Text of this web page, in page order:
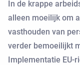
In de krappe
alleen moeilijk om
vasthouden van
verder bemoeilijkt
Implementatie EU-